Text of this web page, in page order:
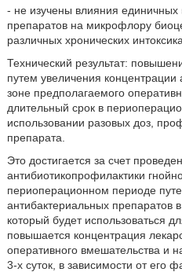
- не изучены влияния
препаратов на микрофлору
различных хронических
Технический результат:
путем увеличения концентрации
зоне предполагаемого
длительный срок в
использовании разовых доз,
препарата.
Это достигается за счет
антибиотикопрофилактики
периоперационном периоде
антибактериальных препаратов
который будет использоваться
повышается концентрация
оперативного вмешательства и
3-х суток, в зависимости от его